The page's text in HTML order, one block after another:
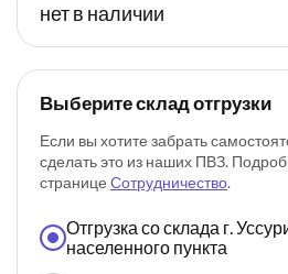
нет в наличии
Выберите склад отгрузки
Если вы хотите забрать
сделать это из наших ПВЗ.
странице Сотрудничество.
Отгрузка со склада г.
населенного пункта